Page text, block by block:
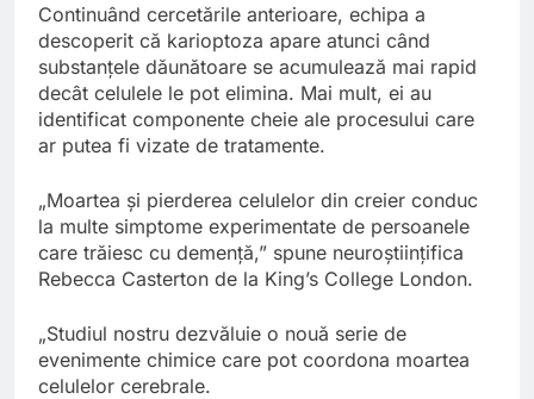
Continuând cercetările anterioare, echipa a
descoperit că karioptoza apare atunci când
substanțele dăunătoare se acumulează mai rapid
decât celulele le pot elimina. Mai mult, ei au
identificat componente cheie ale procesului care
ar putea fi vizate de tratamente.
„Moartea și pierderea celulelor din creier conduc
la multe simptome experimentate de persoanele
care trăiesc cu demență,” spune neuroștiințifica
Rebecca Casterton de la King’s College London.
„Studiul nostru dezvăluie o nouă serie de
evenimente chimice care pot coordona moartea
celulelor cerebrale.